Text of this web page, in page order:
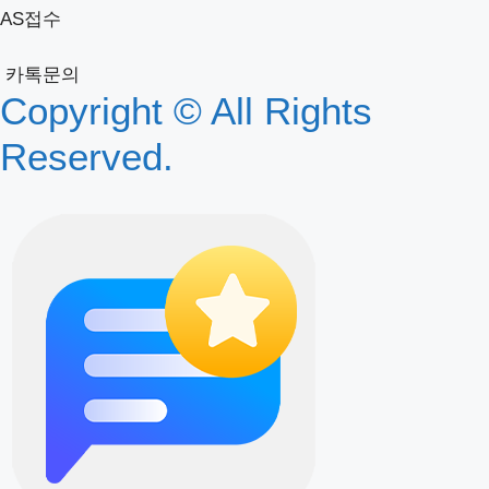
AS접수
카톡문의
Copyright © All Rights
Reserved.